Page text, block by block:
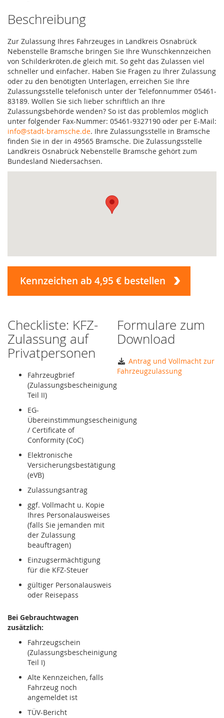
Beschreibung
Zur Zulassung Ihres Fahrzeuges in Landkreis Osnabrück
Nebenstelle Bramsche bringen Sie Ihre Wunschkennzeichen
von Schilderkröten.de gleich mit. So geht das Zulassen viel
schneller und einfacher. Haben Sie Fragen zu Ihrer Zulassung
oder zu den benötigten Unterlagen, erreichen Sie Ihre
Zulassungsstelle telefonisch unter der Telefonnummer 05461-
83189. Wollen Sie sich lieber schriftlich an Ihre
Zulassungsbehörde wenden? So ist das problemlos möglich
unter folgender Fax-Nummer: 05461-9327190 oder per E-Mail:
info@stadt-bramsche.de. Ihre Zulassungsstelle in Bramsche
finden Sie in der in 49565 Bramsche. Die Zulassungsstelle
Landkreis Osnabrück Nebenstelle Bramsche gehört zum
Bundesland Niedersachsen.
Kennzeichen ab 4,95 € bestellen
Checkliste: KFZ-
Zulassung auf
Privatpersonen
Fahrzeugbrief
(Zulassungsbescheinigung
Teil II)
EG-
Übereinstimmungsescheinigung
/ Certificate of
Conformity (CoC)
Elektronische
Versicherungsbestätigung
(eVB)
Zulassungsantrag
ggf. Vollmacht u. Kopie
Ihres Personalausweises
(falls Sie jemanden mit
der Zulassung
beauftragen)
Einzugsermächtigung
für die KFZ-Steuer
gültiger Personalausweis
oder Reisepass
Bei Gebrauchtwagen
zusätzlich:
Fahrzeugschein
(Zulassungsbescheinigung
Teil I)
Alte Kennzeichen, falls
Fahrzeug noch
angemeldet ist
TÜV-Bericht
Formulare zum
Download
Antrag und Vollmacht zur
Fahrzeugzulassung